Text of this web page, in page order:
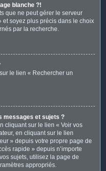
blanche ?!
que ne peut gérer le serveur
soyez plus précis dans le choix
par la recherche.
le lien « Rechercher un
messages et sujets ?
cliquant sur le lien « Voir vos
en cliquant sur le lien
» depuis votre propre page de
rapide » depuis n’importe
sujets, utilisez la page de
appropriés.